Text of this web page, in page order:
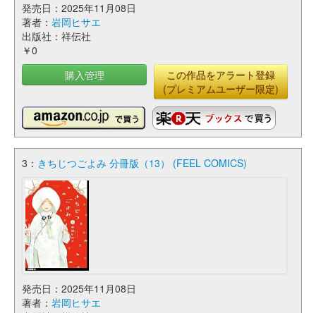
発売日：2025年11月08日
著者： 岩岡ヒサエ
出版社：祥伝社
￥0
購入管理
この作品をアラート登録
(プレミアムユーザー限定)
3： きちじつごよみ 分冊版（13） (FEEL COMICS)
発売日：2025年11月08日
著者： 岩岡ヒサエ